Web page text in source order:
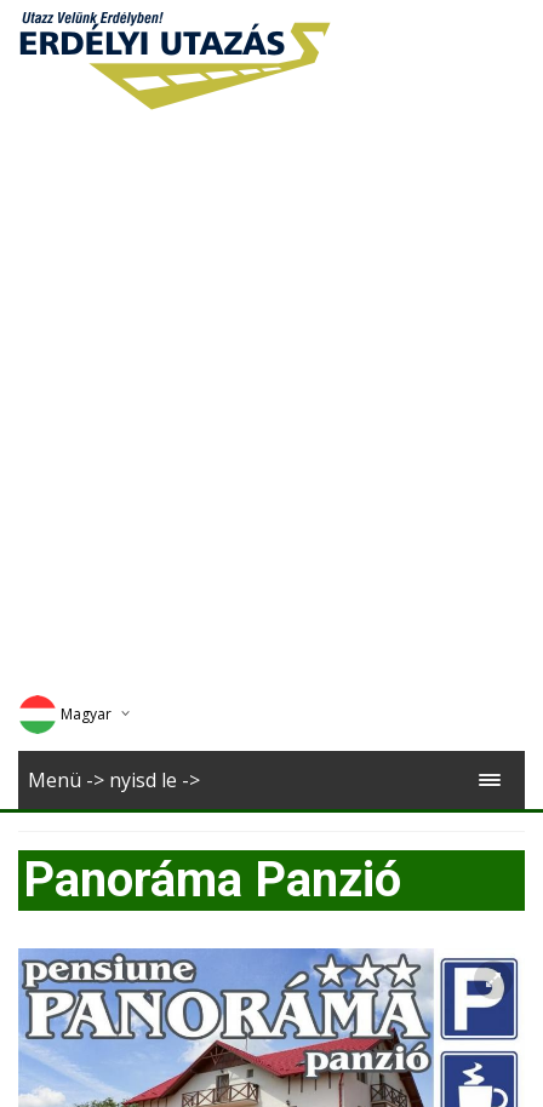
Magyar
Deutsch
Romana
Menü -> nyisd le ->
Panoráma Panzió